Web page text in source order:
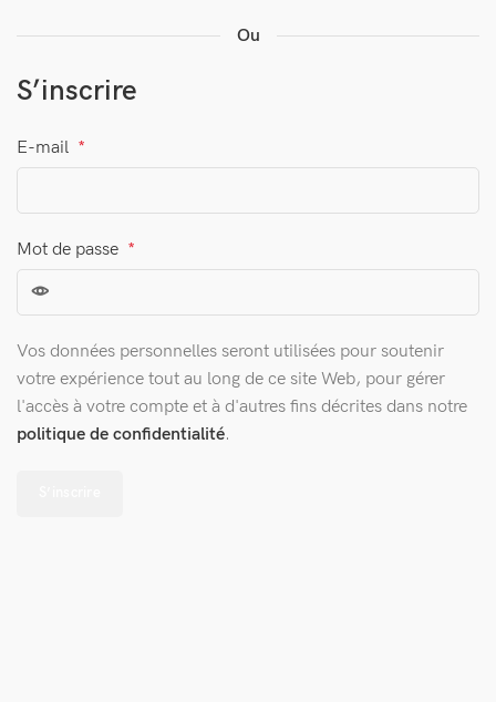
Ou
S’inscrire
E-mail *
Mot de passe *
Vos données personnelles seront utilisées pour soutenir
votre expérience tout au long de ce site Web, pour gérer
l'accès à votre compte et à d'autres fins décrites dans notre
politique de confidentialité.